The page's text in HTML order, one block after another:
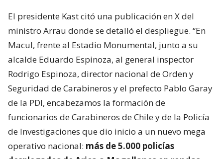
El presidente Kast citó una publicación en X del
ministro Arrau donde se detalló el despliegue. “En
Macul, frente al Estadio Monumental, junto a su
alcalde Eduardo Espinoza, al general inspector
Rodrigo Espinoza, director nacional de Orden y
Seguridad de Carabineros y el prefecto Pablo Garay
de la PDI, encabezamos la formación de
funcionarios de Carabineros de Chile y de la Policía
de Investigaciones que dio inicio a un nuevo mega
operativo nacional: más de 5.000 policías